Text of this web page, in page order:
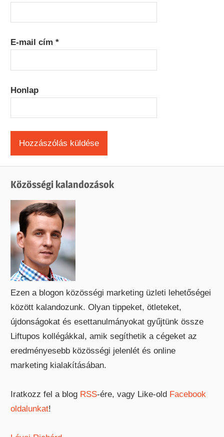
E-mail cím*
Honlap
Közösségi kalandozások
Ezen a blogon közösségi marketing üzleti lehetőségei
között kalandozunk. Olyan tippeket, ötleteket,
újdonságokat és esettanulmányokat gyűjtünk össze
Liftupos kollégákkal, amik segíthetik a cégeket az
eredményesebb közösségi jelenlét és online
marketing kialakításában.
Iratkozz fel a blog RSS-ére, vagy Like-old Facebook
oldalunkat!